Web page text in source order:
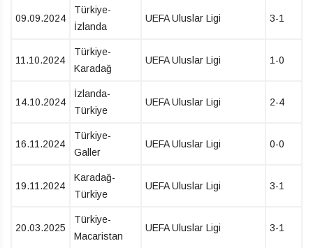
09.09.2024
Türkiye-
İzlanda
UEFA Uluslar Ligi 3-1
11.10.2024
Türkiye-
Karadağ
UEFA Uluslar Ligi 1-0
14.10.2024
İzlanda-
Türkiye
UEFA Uluslar Ligi 2-4
16.11.2024
Türkiye-
Galler
UEFA Uluslar Ligi 0-0
19.11.2024
Karadağ-
Türkiye
UEFA Uluslar Ligi 3-1
20.03.2025
Türkiye-
Macaristan
UEFA Uluslar Ligi 3-1